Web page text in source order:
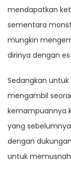
mendapatkan
sementara
mungkin
dirinya dengan
Sedangkan
mengambil
kemampuannya
yang
dengan
untuk